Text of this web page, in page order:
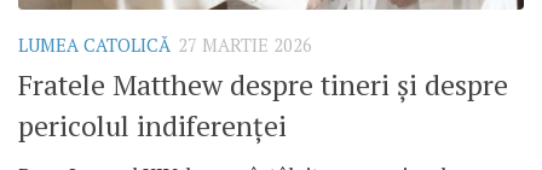
LUMEA CATOLICĂ 27 MARTIE 2026
Fratele Matthew despre tineri și despre
pericolul indiferenței